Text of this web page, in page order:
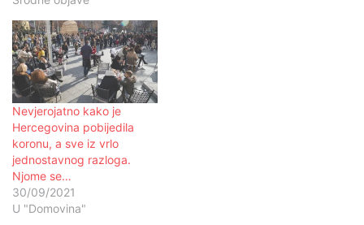
Nevjerojatno kako je
Hercegovina pobijedila
koronu, a sve iz vrlo
jednostavnog razloga.
Njome se…
30/09/2021
U "Domovina"